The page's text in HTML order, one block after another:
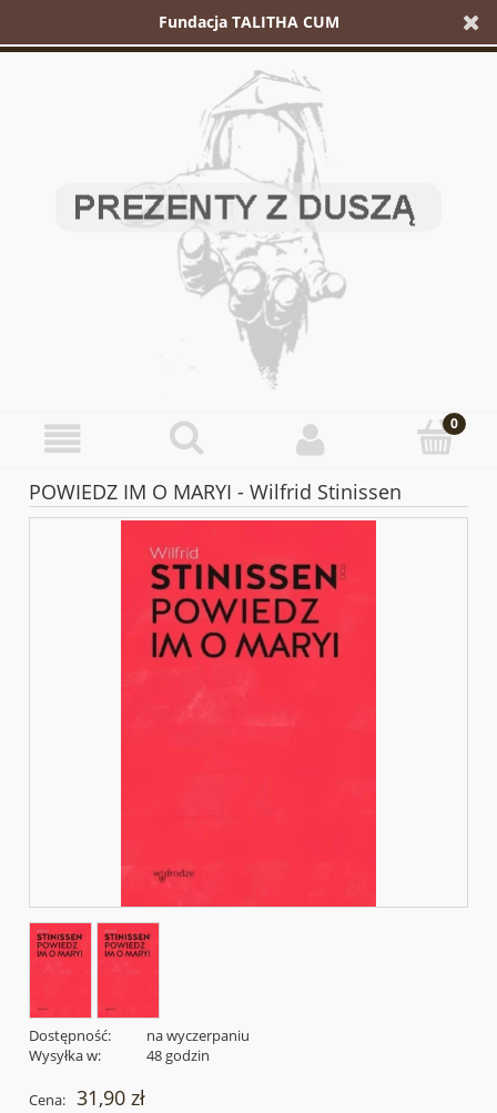
Fundacja TALITHA CUM
POWIEDZ IM O MARYI - Wilfrid Stinissen
Dostępność:
na wyczerpaniu
Wysyłka w:
48 godzin
Cena: 31,90 zł